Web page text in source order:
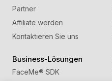
Partner
Affiliate werden
Kontaktieren Sie uns
Business-Lösungen
FaceMe® SDK